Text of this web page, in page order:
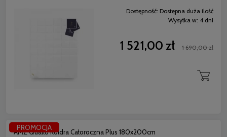
Dostępność: Dostępna duża ilość
Wysyłka w: 4 dni
1 521,00 zł 1 690,00 zł
AMZ Quallo Kołdra Całoroczna Plus 180x200cm
PROMOCJA